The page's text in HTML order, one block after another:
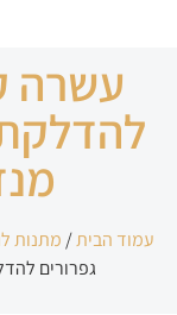
עשרה
עמוד הבית/ מתנות
גפרורים